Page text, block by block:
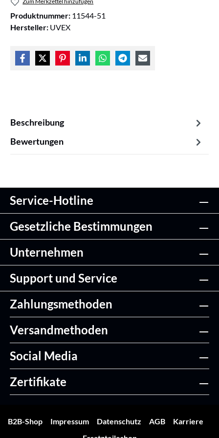
Produktnummer: 11544-51
Hersteller: UVEX
Beschreibung
Bewertungen
Service-Hotline
Gesetzliche Bestimmungen
Unternehmen
Support und Service
Zahlungsmethoden
Versandmethoden
Social Media
Zertifikate
B2B-Shop Impressum Datenschutz AGB
Karriere